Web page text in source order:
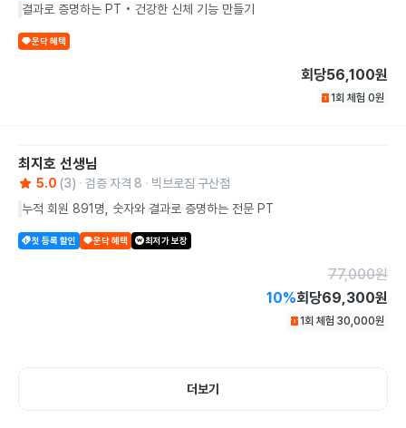
결과로 증명하는 PT • 건강한 신체 기능 만들기
운닥 혜택
회당56,100원
1회 체험 0원
최지호 선생님
5.0 (3) 검증 자격 8
빅브로짐 구산점
누적 회원 891명, 숫자와 결과로 증명하는 전문 PT
첫 등록 할인 운닥 혜택 최저가 보장
77,000원
10%회당69,300원
1회 체험 30,000원
더보기